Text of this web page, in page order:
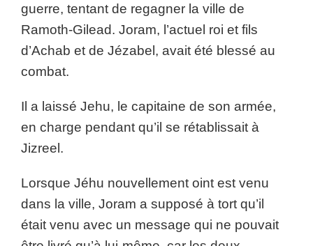
guerre, tentant de regagner la ville de
Ramoth-Gilead. Joram, l’actuel roi et fils
d’Achab et de Jézabel, avait été blessé au
combat.
Il a laissé Jehu, le capitaine de son armée,
en charge pendant qu’il se rétablissait à
Jizreel.
Lorsque Jéhu nouvellement oint est venu
dans la ville, Joram a supposé à tort qu’il
était venu avec un message qui ne pouvait